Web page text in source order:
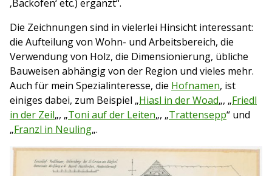
‚Backofen‘ etc.) ergänzt“.
Die Zeichnungen sind in vielerlei Hinsicht interessant:
die Aufteilung von Wohn- und Arbeitsbereich, die
Verwendung von Holz, die Dimensionierung, übliche
Bauweisen abhängig von der Region und vieles mehr.
Auch für mein Spezialinteresse, die Hofnamen, ist
einiges dabei, zum Beispiel „Hiasl in der Woad„, „Friedl
in der Zeil„, „Toni auf der Leiten„, „Trattensepp“ und
„Franzl in Neuling„.